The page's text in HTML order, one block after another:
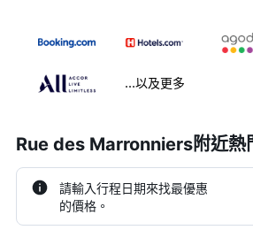
...以及更多
Rue des Marronniers附近熱
請輸入行程日期來找最優惠
的價格。